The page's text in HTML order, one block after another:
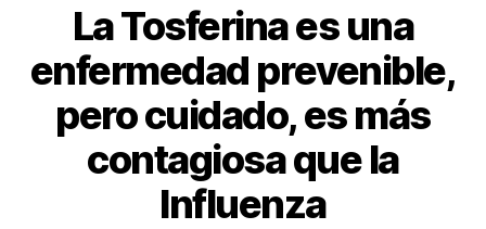
La Tosferina es una
enfermedad prevenible,
pero cuidado, es más
contagiosa que la
Influenza